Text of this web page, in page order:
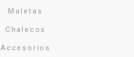
Maletas
Chalecos
Accesorios